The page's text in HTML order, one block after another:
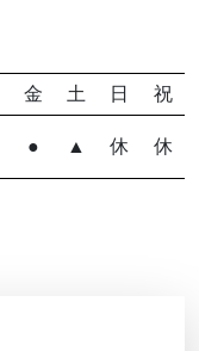
金 土 日 祝
● ▲ 休 休